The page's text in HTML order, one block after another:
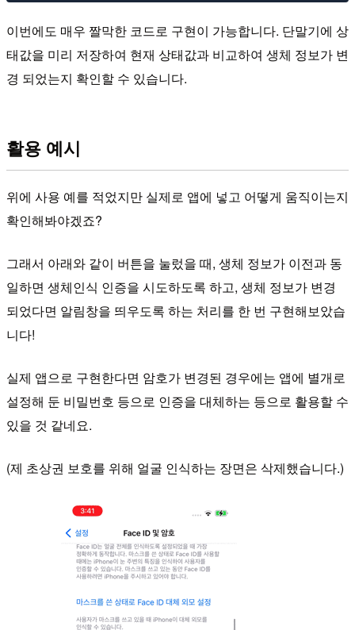
이번에도 매우 짤막한 코드로 구현이 가능합니다. 단말기에 상
태값을 미리 저장하여 현재 상태값과 비교하여 생체 정보가 변
경 되었는지 확인할 수 있습니다.
활용 예시
위에 사용 예를 적었지만 실제로 앱에 넣고 어떻게 움직이는지
확인해봐야겠죠?
그래서 아래와 같이 버튼을 눌렀을 때, 생체 정보가 이전과 동
일하면 생체인식 인증을 시도하도록 하고, 생체 정보가 변경
되었다면 알림창을 띄우도록 하는 처리를 한 번 구현해보았습
니다!
실제 앱으로 구현한다면 암호가 변경된 경우에는 앱에 별개로
설정해 둔 비밀번호 등으로 인증을 대체하는 등으로 활용할 수
있을 것 같네요.
(제 초상권 보호를 위해 얼굴 인식하는 장면은 삭제했습니다.)